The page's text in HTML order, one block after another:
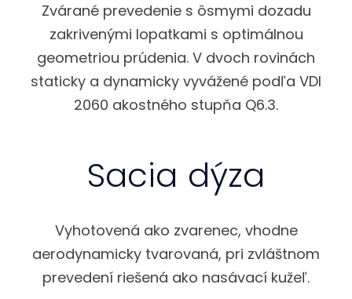
Zvárané prevedenie s ôsmymi dozadu
zakrivenými lopatkami s optimálnou
geometriou prúdenia. V dvoch rovinách
staticky a dynamicky vyvážené podľa VDI
2060 akostného stupňa Q6.3.
Sacia dýza
Vyhotovená ako zvarenec, vhodne
aerodynamicky tvarovaná, pri zvláštnom
prevedení riešená ako nasávací kužeľ.